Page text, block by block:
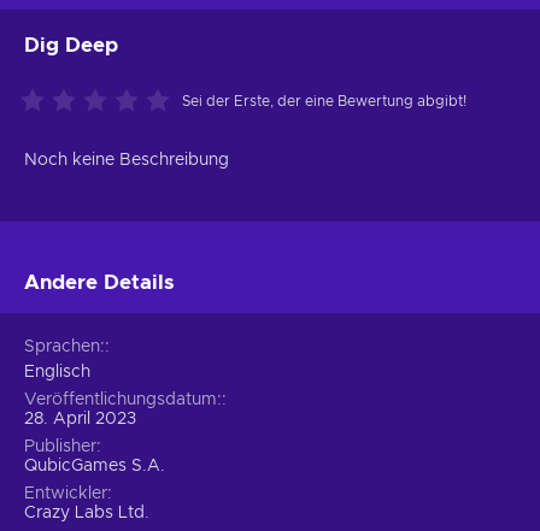
Dig Deep
Sei der Erste, der eine Bewertung abgibt!
Noch keine Beschreibung
Andere Details
Sprachen:
Englisch
Veröffentlichungsdatum:
28. April 2023
Publisher
QubicGames S.A.
Entwickler
Crazy Labs Ltd.